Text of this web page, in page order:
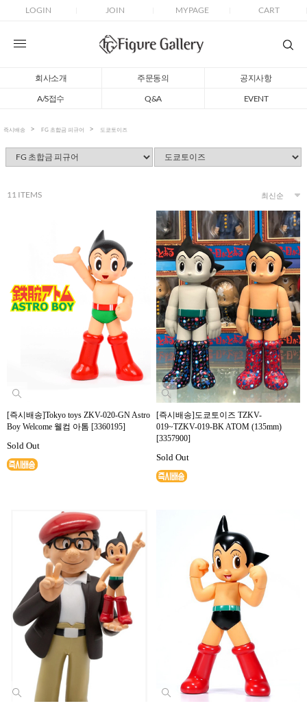
LOGIN JOIN MYPAGE CART
회사소개 주문동의
공지사항
A/S접수
Q&A EVENT
즉시배송 FG 초합금 피규어 도쿄토이즈
11 ITEMS
[즉시배송]Tokyo toys ZKV-020-GN Astro
Boy Welcome 웰컴 아톰 [3360195]
Sold Out
[즉시배송]도쿄토이즈 TZKV-
019~TZKV-019-BK ATOM (135mm)
[3357900]
Sold Out